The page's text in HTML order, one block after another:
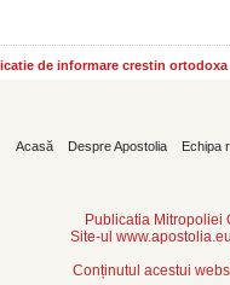
de informare crestin ortodoxa
Acasă Despre Apostolia Echipa
Publicatia Mitropoliei
Site-ul
Conținutul acestui